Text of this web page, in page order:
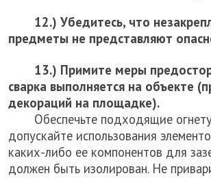
12.) Убедитесь, что
предметы не представляют
13.) Примите меры
сварка выполняется на объекте
декораций на площадке).
Обеспечьте подходящие
допускайте использования
каких-либо ее компонентов для
должен быть изолирован. Не